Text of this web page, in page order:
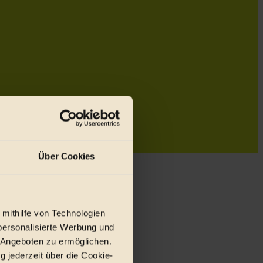
Über Cookies
von Technologien
Werbung und
zu ermöglichen.
jederzeit über die Cookie-